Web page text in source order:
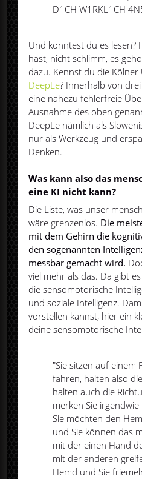
D1CH W1RKL1CH
Und konntest du es lesen?
hast, nicht schlimm, es
dazu. Kennst du die Kölner
DeepLe? Innerhalb von
eine nahezu fehlerfreie
Ausnahme des oben
DeepLe nämlich als
nur als Werkzeug und
Denken.
Was kann also das
eine KI nicht kann?
Die Liste, was unser
wäre grenzenlos. Die
mit dem Gehirn die
den sogenannten
messbar gemacht wird.
viel mehr als das. Da gibt
die sensomotorische
und soziale Intelligenz.
vorstellen kannst, hier ein
deine sensomotorische
"Sie sitzen auf einem
fahren, halten also
halten auch die
merken Sie
Sie möchten den
und Sie können das
mit der einen Hand
mit der anderen
Hemd und Sie